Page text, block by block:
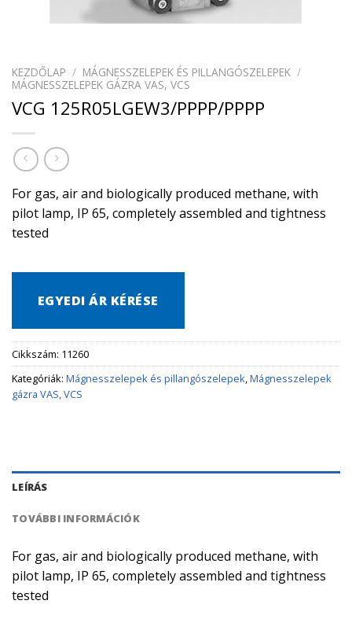
KEZDŐLAP / MÁGNESSZELEPEK ÉS PILLANGÓSZELEPEK /
MÁGNESSZELEPEK GÁZRA VAS, VCS
VCG 125R05LGEW3/PPPP/PPPP
For gas, air and biologically produced methane, with
pilot lamp, IP 65, completely assembled and tightness
tested
EGYEDI ÁR KÉRÉSE
Cikkszám: 11260
Kategóriák: Mágnesszelepek és pillangószelepek,Mágnesszelepek
gázra VAS, VCS
LEÍRÁS
TOVÁBBI INFORMÁCIÓK
For gas, air and biologically produced methane, with
pilot lamp, IP 65, completely assembled and tightness
tested